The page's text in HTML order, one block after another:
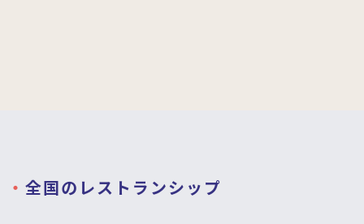
全国のレストランシップ